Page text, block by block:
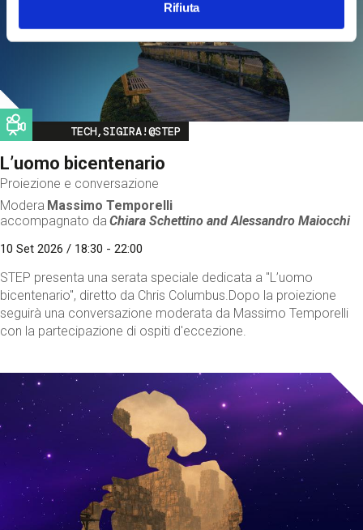
Rifiuta
Image
TECH,SIGIRA!@STEP
L’uomo bicentenario
Proiezione e conversazione
Modera Massimo Temporelli
accompagnato da Chiara Schettino andAlessandro Maiocchi
10 Set 2026 / 18:30 - 22:00
STEP presenta una serata speciale dedicata a "L’uomo
bicentenario", diretto da Chris Columbus.Dopo la proiezione
seguirà una conversazione moderata da Massimo Temporelli
con la partecipazione di ospiti d'eccezione.